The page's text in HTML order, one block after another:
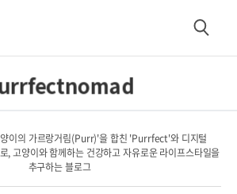
검
이의 가르랑거림(Purr)'을 합친 'Purrfect'와 디지털
, 고양이와 함께하는 건강하고 자유로운 라이프스타일을
추구하는 블로그